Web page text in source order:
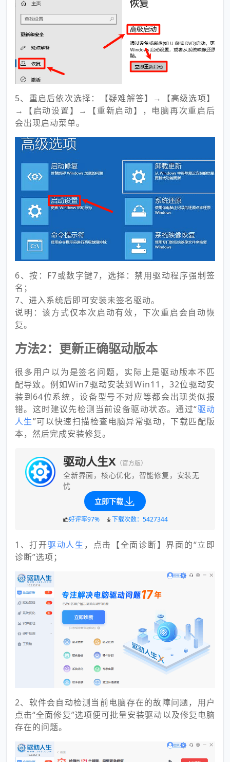
5、重启后依次选择：【疑难解答】→【高级选项】
→【启动设置】→【重新启动】，电脑再次重启后
会出现启动菜单。
6、按：F7或数字键7，选择：禁用驱动程序强制签
名；
7、进入系统后即可安装未签名驱动。
说明：该方式仅本次启动有效，下次重启会自动恢
复。
方法2：更新正确驱动版本
很多用户以为是签名问题，实际上是驱动版本不匹
配导致。例如Win7驱动安装到Win11，32位驱动安
装到64位系统，设备型号不对应等都会出现类似报
错。这时建议先检测当前设备驱动状态。通过“驱动
人生”可以快速扫描检查电脑异常驱动，下载匹配版
本，然后完成安装修复。
驱动人生X （官方版）
全新界面，核心优化，智能修复，安装无
忧
立即下载
好评率97% 下载次数：5427344
1、打开驱动人生 ，点击【全面诊断】界面的“立即
诊断”选项；
2、软件会自动检测当前电脑存在的故障问题，用户
点击“全面修复”选项便可批量安装驱动以及修复电脑
存在的问题。